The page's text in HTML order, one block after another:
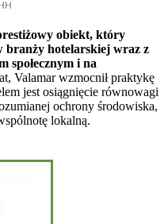
obiekt, który
branży hotelarskiej wraz z
społecznym i na
Valamar wzmocnił praktykę
jest osiągnięcie równowagi
ochrony środowiska,
lokalną.